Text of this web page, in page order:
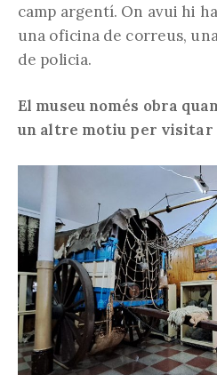
camp argentí. On avui hi
una oficina de correus,
de policia.
El museu només obra
un altre motiu per visitar